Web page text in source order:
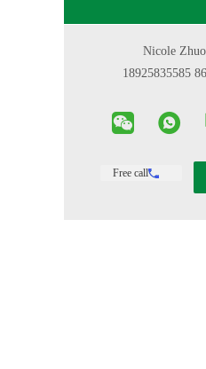
Free call